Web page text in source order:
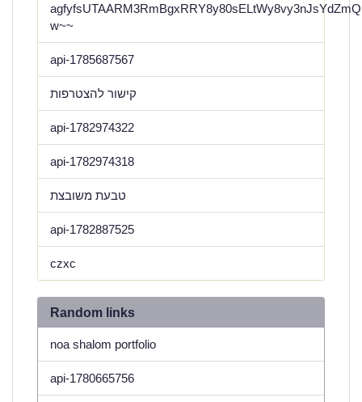
w~~
api-1785687567
קישור להצטרפות
api-1782974322
api-1782974318
טבעת משובצת
api-1782887525
czxc
Random links
noa shalom portfolio
api-1780665756